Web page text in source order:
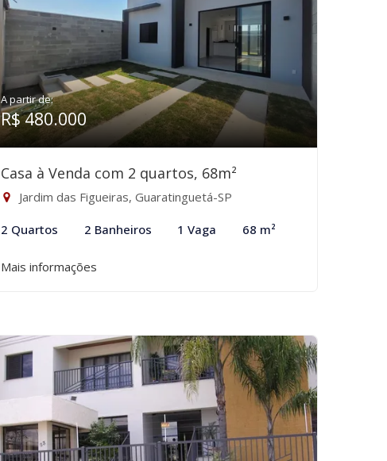
A partir de:
R$ 480.000
Casa à Venda com 2 quartos, 68m²
Jardim das Figueiras, Guaratinguetá-SP
2 Quartos 2 Banheiros 1 Vaga 68 m²
Mais informações